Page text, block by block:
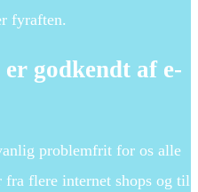
fyraften.
godkendt af e-
problemfrit for os alle
flere internet shops og til